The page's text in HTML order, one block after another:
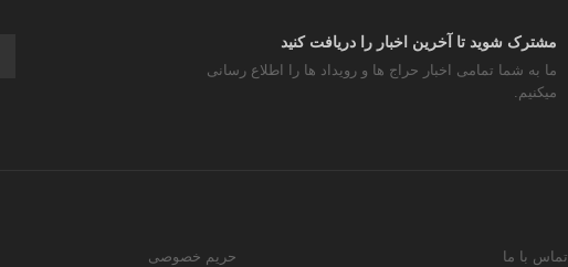
مشترک شوید تا آخرین اخبار را دریافت کنید
ما به شما تمامی اخبار حراج ها و رویداد ها را اطلاع رسانی
میکنیم.
تماس با ما
حریم خصوصی